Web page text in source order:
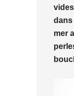
dans
mer